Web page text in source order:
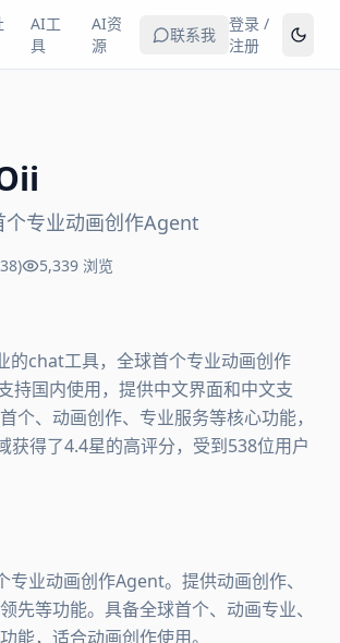
AI工
具
AI资
源
联系我
登录 /
注册
个专业动画创作Agent
) 5,339 浏览
的chat工具，全球首个专业动画创作
持国内使用，提供中文界面和中文支
个、动画创作、专业服务等核心功能，
获得了4.4星的高评分，受到538位用户
业动画创作Agent。提供动画创作、
先等功能。具备全球首个、动画专业、
能，适合动画创作使用。